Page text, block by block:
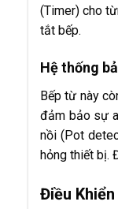
(Timer) cho
tắt bếp.
Hệ thống
Bếp từ này
đảm bảo sự
nồi (Pot
hỏng thiết bị.
Điều Khiển